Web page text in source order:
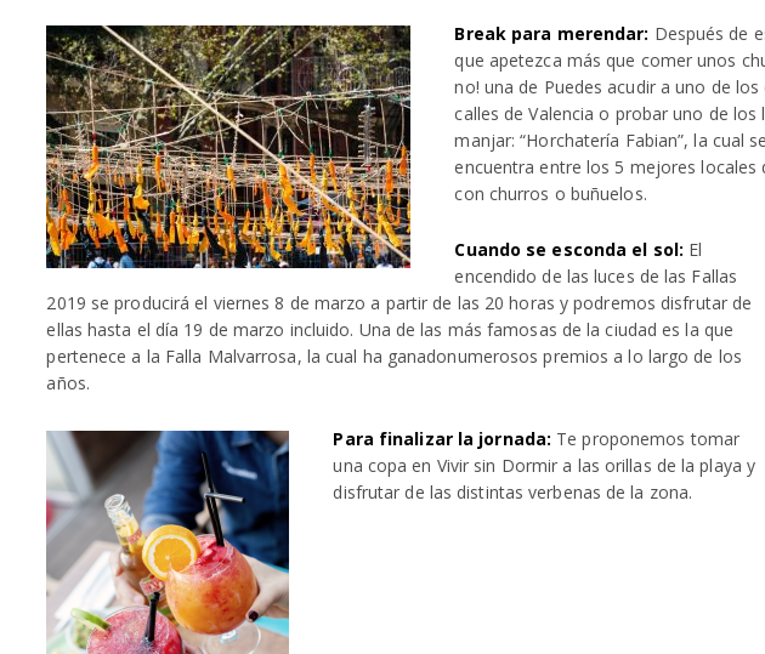
Break para merendar: Después de
que apetezca más que comer unos
no! una de Puedes acudir a uno de
calles de Valencia o probar uno de
manjar: “Horchatería Fabian”, la cual
encuentra entre los 5 mejores
con churros o buñuelos.
Cuando se esconda el sol: El
encendido de las luces de las Fallas
2019 se producirá el viernes 8 de marzo a partir de las 20 horas y podremos disfrutar de
ellas hasta el día 19 de marzo incluido. Una de las más famosas de la ciudad es la que
pertenece a la Falla Malvarrosa, la cual ha ganadonumerosos premios a lo largo de los
años.
Para finalizar la jornada: Te proponemos tomar
una copa en Vivir sin Dormir a las orillas de la playa y
disfrutar de las distintas verbenas de la zona.